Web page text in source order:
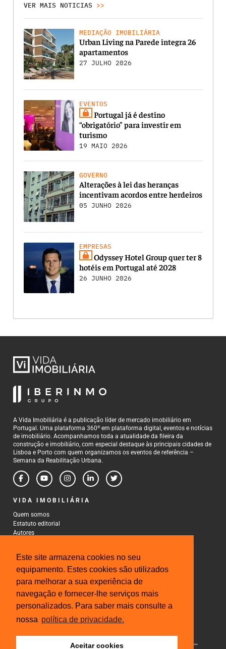
Este site armazena cookies no seu
equipamento. Estes cookies são utilizados
para melhorar a sua experiência de
navegação e fornecer-lhe serviços mais
personalizados. Para saber mais consulte a
nossa política de privacidade.
Aceitar cookies
VER MAIS NOTICIAS >>
MEDIAÇÃO IMOBILIÁRIA
Urban Living na Parede integra 26
apartamentos
27 JULHO 2026
EVENTOS
Portugal já é destino
“obrigatório” para investir em
turismo
19 MAIO 2026
GOVERNO
Alterações à lei das heranças
incentivam acordos entre herdeiros
05 JUNHO 2026
EMPRESAS
Odyssey Hotel Group quer ter 8
hotéis em Portugal até 2028
26 JUNHO 2026
A Vida Imobiliária é a publicação líder de mercado imobiliário em
Portugal. Uma plataforma 360º em plataforma digital, eventos e notícias
de imobiliário. Acompanhamos toda a atualidade da fileira da
construção e imobiliário, com especial destaque às principais cidades de
Lisboa e Porto com quem organizamos os eventos de referência –
Semana da Reabilitação Urbana.
VIDA IMOBILIÁRIA
Quem somos
Estatuto editorial
Autores
CONTACTOS
Rua Gonçalo Cristovão, 185 - 6º
4000-269 Porto
Tel: 222 085 009
Fax: 222 085 010
Email: gestao@iberinmo.com